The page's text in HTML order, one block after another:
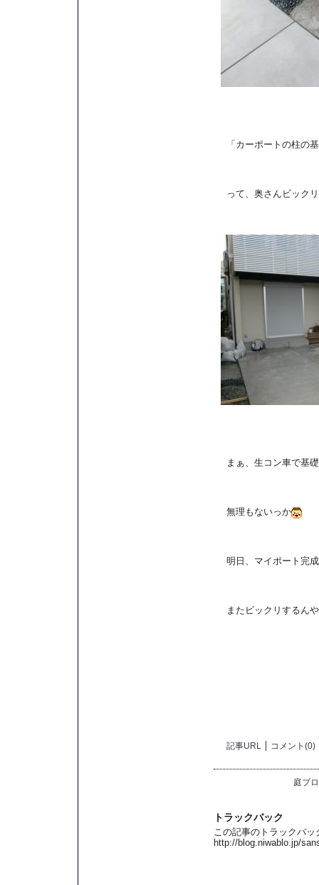
「カーポートの柱の
って、奥さんビック
まぁ、生コン車で基
無理もないっか
明日、マイポート完
またビックリするん
記事URL コメント(0)
庭ブ
トラックバック
この記事のトラックバッ
http://blog.niwablo.jp/